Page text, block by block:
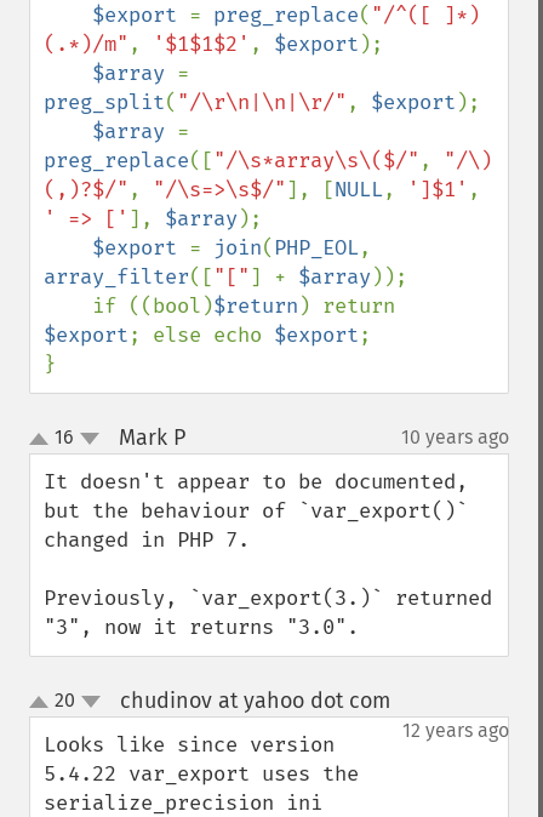
$export = preg_replace( "/^([ ]*)
(.*)/m" , '$1$1$2' , $export );
$array
preg_split( "/\r\n|\n|\r/" , $export );
$array
preg_replace(["/\s*array\s\($/" , "/\)
(,)?$/" , "/\s=>\s$/"], [NULL, ']$1'
' => [' ], $array );
$export = join( PHP_EOL
array_filter(["["] + $array ));
    if ((bool)
$return
$export; else echo $export;
}
up
down
16 Mark P¶ 10 years ago
It doesn't appear to be documented,
but the behaviour of `var_export()`
changed in PHP 7.
Previously, `var_export(3.)` returned
"3", now it returns "3.0".
up
down
20 chudinov at yahoo dot com
12 years ago
Looks like since version
5.4.22 var_export uses the
serialize_precision ini